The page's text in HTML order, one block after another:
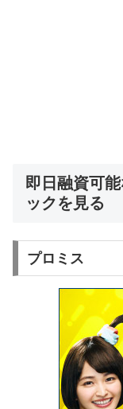
即日融資可
ックを見る
プロミス